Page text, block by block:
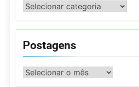
Categorias
Postagens
Postagens